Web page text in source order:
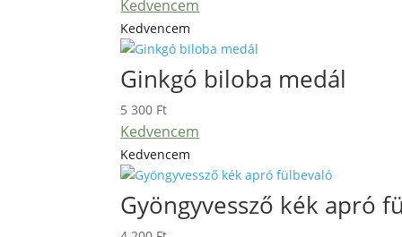
Kedvencem
Kedvencem
Ginkgó biloba medál
5 300 Ft
Kedvencem
Kedvencem
Gyöngyvessző kék apró